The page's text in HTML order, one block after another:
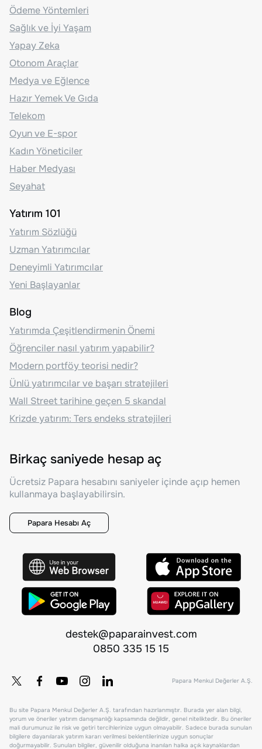
Ödeme Yöntemleri
Sağlık ve İyi Yaşam
Yapay Zeka
Otonom Araçlar
Medya ve Eğlence
Hazır Yemek Ve Gıda
Telekom
Oyun ve E-spor
Kadın Yöneticiler
Haber Medyası
Seyahat
Yatırım 101
Yatırım Sözlüğü
Uzman Yatırımcılar
Deneyimli Yatırımcılar
Yeni Başlayanlar
Blog
Yatırımda Çeşitlendirmenin Önemi
Öğrenciler nasıl yatırım yapabilir?
Modern portföy teorisi nedir?
Ünlü yatırımcılar ve başarı stratejileri
Wall Street tarihine geçen 5 skandal
Krizde yatırım: Ters endeks stratejileri
Birkaç saniyede hesap aç
Ücretsiz Papara hesabını saniyeler içinde açıp hemen
kullanmaya başlayabilirsin.
Papara Hesabı Aç
destek@paparainvest.com
0850 335 15 15
Papara Menkul Değerler A.Ş.
Bu site Papara Menkul Değerler A.Ş. tarafından hazırlanmıştır. Burada yer alan bilgi,
yorum ve öneriler yatırım danışmanlığı kapsamında değildir, genel niteliktedir. Bu öneriler
mali durumunuz ile risk ve getiri tercihlerinize uygun olmayabilir. Sadece burada sunulan
bilgilere dayanılarak yatırım kararı verilmesi beklentilerinize uygun sonuçlar
doğurmayabilir. Sunulan bilgiler, güvenilir olduğuna inanılan halka açık kaynaklardan